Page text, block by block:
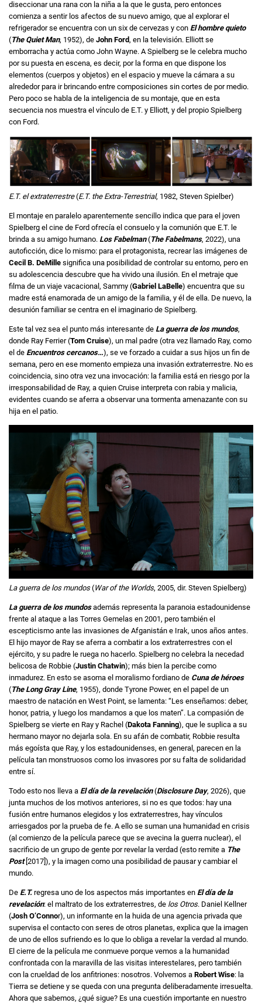
diseccionar una rana con la niña a la que le gusta, pero entonces
comienza a sentir los afectos de su nuevo amigo, que al explorar el
refrigerador se encuentra con un six de cervezas y con El hombre quieto
(The Quiet Man, 1952), de John Ford, en la televisión. Elliott se
emborracha y actúa como John Wayne. A Spielberg se le celebra mucho
por su puesta en escena, es decir, por la forma en que dispone los
elementos (cuerpos y objetos) en el espacio y mueve la cámara a su
alrededor para ir brincando entre composiciones sin cortes de por medio.
Pero poco se habla de la inteligencia de su montaje, que en esta
secuencia nos muestra el vínculo de E.T. y Elliott, y del propio Spielberg
con Ford.
E.T. el extraterrestre(E.T. the Extra-Terrestrial, 1982, Steven Spielber)
El montaje en paralelo aparentemente sencillo indica que para el joven
Spielberg el cine de Ford ofrecía el consuelo y la comunión que E.T. le
brinda a su amigo humano. Los Fabelman(The Fabelmans, 2022), una
autoficción, dice lo mismo: para el protagonista, recrear las imágenes de
Cecil B. DeMille significa una posibilidad de controlar su entorno, pero en
su adolescencia descubre que ha vivido una ilusión. En el metraje que
filma de un viaje vacacional, Sammy (Gabriel LaBelle) encuentra que su
madre está enamorada de un amigo de la familia, y él de ella. De nuevo, la
desunión familiar se centra en el imaginario de Spielberg.
Este tal vez sea el punto más interesante de La guerra de los mundos,
donde Ray Ferrier (Tom Cruise), un mal padre (otra vez llamado Ray, como
el de Encuentros cercanos…), se ve forzado a cuidar a sus hijos un fin de
semana, pero en ese momento empieza una invasión extraterrestre. No es
coincidencia, sino otra vez una invocación: la familia está en riesgo por la
irresponsabilidad de Ray, a quien Cruise interpreta con rabia y malicia,
evidentes cuando se aferra a observar una tormenta amenazante con su
hija en el patio.
La guerra de los mundos(War of the Worlds, 2005, dir. Steven Spielberg)
La guerra de los mundosademás representa la paranoia estadounidense
frente al ataque a las Torres Gemelas en 2001, pero también el
escepticismo ante las invasiones de Afganistán e Irak, unos años antes.
El hijo mayor de Ray se aferra a combatir a los extraterrestres con el
ejército, y su padre le ruega no hacerlo. Spielberg no celebra la necedad
belicosa de Robbie (Justin Chatwin); más bien la percibe como
inmadurez. En esto se asoma el moralismo fordiano de Cuna de héroes
(The Long Gray Line, 1955), donde Tyrone Power, en el papel de un
maestro de natación en West Point, se lamenta: “Les enseñamos: deber,
honor, patria, y luego los mandamos a que los maten”. La compasión de
Spielberg se vierte en Ray y Rachel (Dakota Fanning), que le suplica a su
hermano mayor no dejarla sola. En su afán de combatir, Robbie resulta
más egoísta que Ray, y los estadounidenses, en general, parecen en la
película tan monstruosos como los invasores por su falta de solidaridad
entre sí.
Todo esto nos lleva a El día de la revelación(Disclosure Day, 2026), que
junta muchos de los motivos anteriores, si no es que todos: hay una
fusión entre humanos elegidos y los extraterrestres, hay vínculos
arriesgados por la prueba de fe. A ello se suman una humanidad en crisis
(al comienzo de la película parece que se avecina la guerra nuclear), el
sacrificio de un grupo de gente por revelar la verdad (esto remite a The
Post[2017]), y la imagen como una posibilidad de pausar y cambiar el
mundo.
De E.T. regresa uno de los aspectos más importantes en El día de la
revelación: el maltrato de los extraterrestres, de los Otros. Daniel Kellner
(Josh O’Connor), un informante en la huida de una agencia privada que
supervisa el contacto con seres de otros planetas, explica que la imagen
de uno de ellos sufriendo es lo que lo obliga a revelar la verdad al mundo.
El cierre de la película me conmueve porque vemos a la humanidad
confrontada con la maravilla de las visitas interestelares, pero también
con la crueldad de los anfitriones: nosotros. Volvemos a Robert Wise: la
Tierra se detiene y se queda con una pregunta deliberadamente irresuelta.
Ahora que sabemos, ¿qué sigue? Es una cuestión importante en nuestro